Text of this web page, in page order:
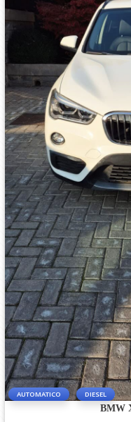
AUTOMATICO DIESEL
BMW